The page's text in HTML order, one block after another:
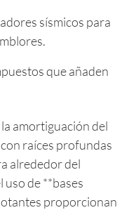
sísmicos para
que añaden
amortiguación del
raíces profundas
alrededor del
uso de **bases
proporcionan